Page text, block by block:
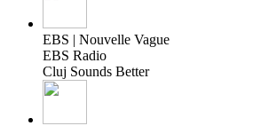
EBS | Nouvelle Vague
EBS Radio
Cluj Sounds Better